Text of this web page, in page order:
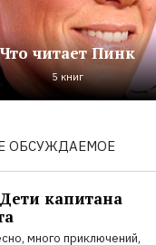
Что читает Пинк
5 книг
ОБСУЖДАЕМОЕ
Дети капитана
много приключений,